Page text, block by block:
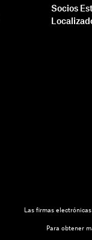
Socios
Las firmas
Para obtener